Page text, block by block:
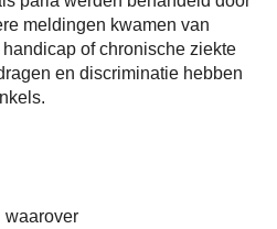
meldingen kwamen van
of chronische ziekte
en discriminatie hebben
waarover